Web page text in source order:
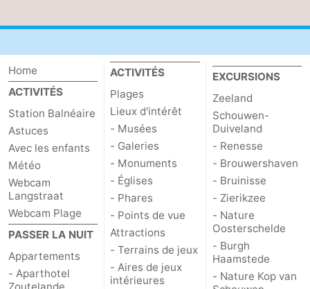
Galeries
-
Monuments
-
Églises
-
Phares
-
Points
de
vue
Attractions
-
Terrains
Home
ACTIVITÉS
Station Balnéaire
Astuces
Avec les enfants
Météo
Webcam
Langstraat
Webcam Plage
PASSER LA NUIT
Appartements
- Aparthotel
ACTIVITÉS
Plages
Lieux d'intérêt
- Musées
- Galeries
- Monuments
- Églises
- Phares
- Points de vue
Attractions
- Terrains de jeux
- Aires de jeux
intérieures
EXCURSIONS
Zeeland
Schouwen-
Duiveland
- Renesse
- Brouwershaven
- Bruinisse
- Zierikzee
- Nature
Oosterschelde
- Burgh
Haamstede
- Nature Kop van